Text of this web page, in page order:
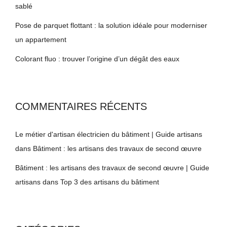
sablé
Pose de parquet flottant : la solution idéale pour moderniser
un appartement
Colorant fluo : trouver l’origine d’un dégât des eaux
COMMENTAIRES RÉCENTS
Le métier d'artisan électricien du bâtiment | Guide artisans
dans Bâtiment : les artisans des travaux de second œuvre
Bâtiment : les artisans des travaux de second œuvre | Guide
artisans dans Top 3 des artisans du bâtiment